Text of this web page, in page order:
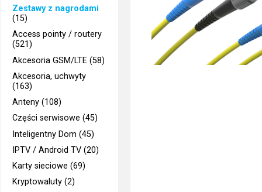
Zestawy z nagrodami
(15)
Access pointy / routery
(521)
Akcesoria GSM/LTE (58)
Akcesoria, uchwyty
(163)
Anteny (108)
Części serwisowe (45)
Inteligentny Dom (45)
IPTV / Android TV (20)
Karty sieciowe (69)
Kryptowaluty (2)